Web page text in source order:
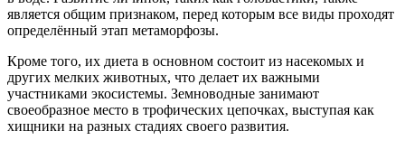
является общим признаком, перед которым все виды проходят
определённый этап метаморфозы.
Кроме того, их диета в основном состоит из насекомых и
других мелких животных, что делает их важными
участниками экосистемы. Земноводные занимают
своеобразное место в трофических цепочках, выступая как
хищники на разных стадиях своего развития.